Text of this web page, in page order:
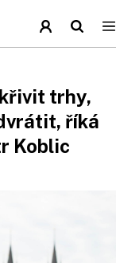
trhy,
říká
Koblic